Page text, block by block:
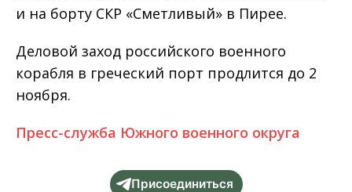
и на борту СКР «Сметливый» в Пирее.
Деловой заход российского военного
корабля в греческий порт продлится до 2
ноября.
Пресс-служба Южного военного округа
Присоединиться